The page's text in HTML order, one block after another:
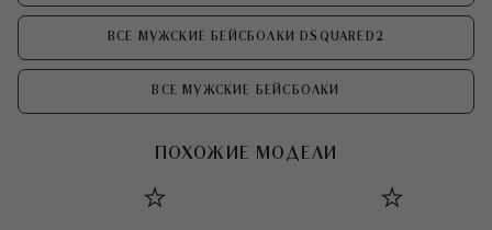
ВСЕ МУЖСКИЕ БЕЙСБОЛКИ DSQUARED2
ВСЕ МУЖСКИЕ БЕЙСБОЛКИ
ПОХОЖИЕ МОДЕЛИ